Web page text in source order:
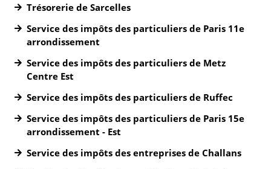
Trésorerie de Sarcelles
Service des impôts des particuliers de Paris 11e
arrondissement
Service des impôts des particuliers de Metz
Centre Est
Service des impôts des particuliers de Ruffec
Service des impôts des particuliers de Paris 15e
arrondissement - Est
Service des impôts des entreprises de Challans